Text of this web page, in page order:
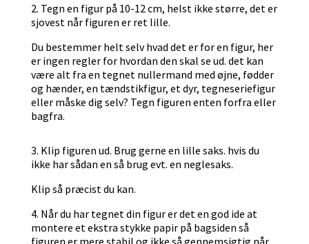
2. Tegn en figur på 10-12 cm, helst ikke større, det er
sjovest når figuren er ret lille.
Du bestemmer helt selv hvad det er for en figur, her
er ingen regler for hvordan den skal se ud. det kan
være alt fra en tegnet nullermand med øjne, fødder
og hænder, en tændstikfigur, et dyr, tegneseriefigur
eller måske dig selv? Tegn figuren enten forfra eller
bagfra.
3. Klip figuren ud. Brug gerne en lille saks. hvis du
ikke har sådan en så brug evt. en neglesaks.
Klip så præcist du kan.
4. Når du har tegnet din figur er det en god ide at
montere et ekstra stykke papir på bagsiden så
figuren er mere stabil og ikke så gennemsigtig når